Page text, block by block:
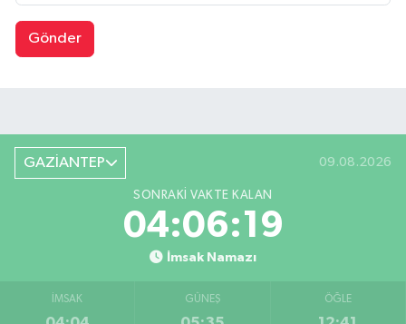
Gönder
GAZİANTEP 09.08.2026
SONRAKI VAKTE KALAN
04:06:18
İmsak Namazı
İMSAK GÜNEŞ ÖĞLE